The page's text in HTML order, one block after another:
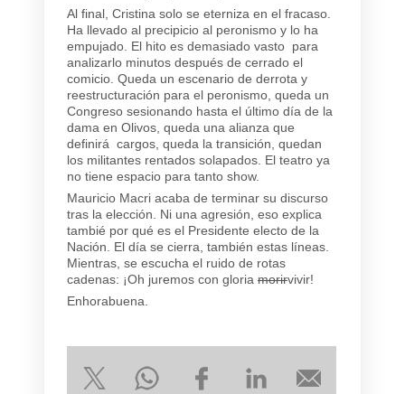
Al final, Cristina solo se eterniza en el fracaso.
Ha llevado al precipicio al peronismo y lo ha
empujado. El hito es demasiado vasto para
analizarlo minutos después de cerrado el
comicio. Queda un escenario de derrota y
reestructuración para el peronismo, queda un
Congreso sesionando hasta el último día de la
dama en Olivos, queda una alianza que
definirá cargos, queda la transición, quedan
los militantes rentados solapados. El teatro ya
no tiene espacio para tanto show.
Mauricio Macri acaba de terminar su discurso
tras la elección. Ni una agresión, eso explica
tambié por qué es el Presidente electo de la
Nación. El día se cierra, también estas líneas.
Mientras, se escucha el ruido de rotas
cadenas: ¡Oh juremos con gloria morirvivir!
Enhorabuena.